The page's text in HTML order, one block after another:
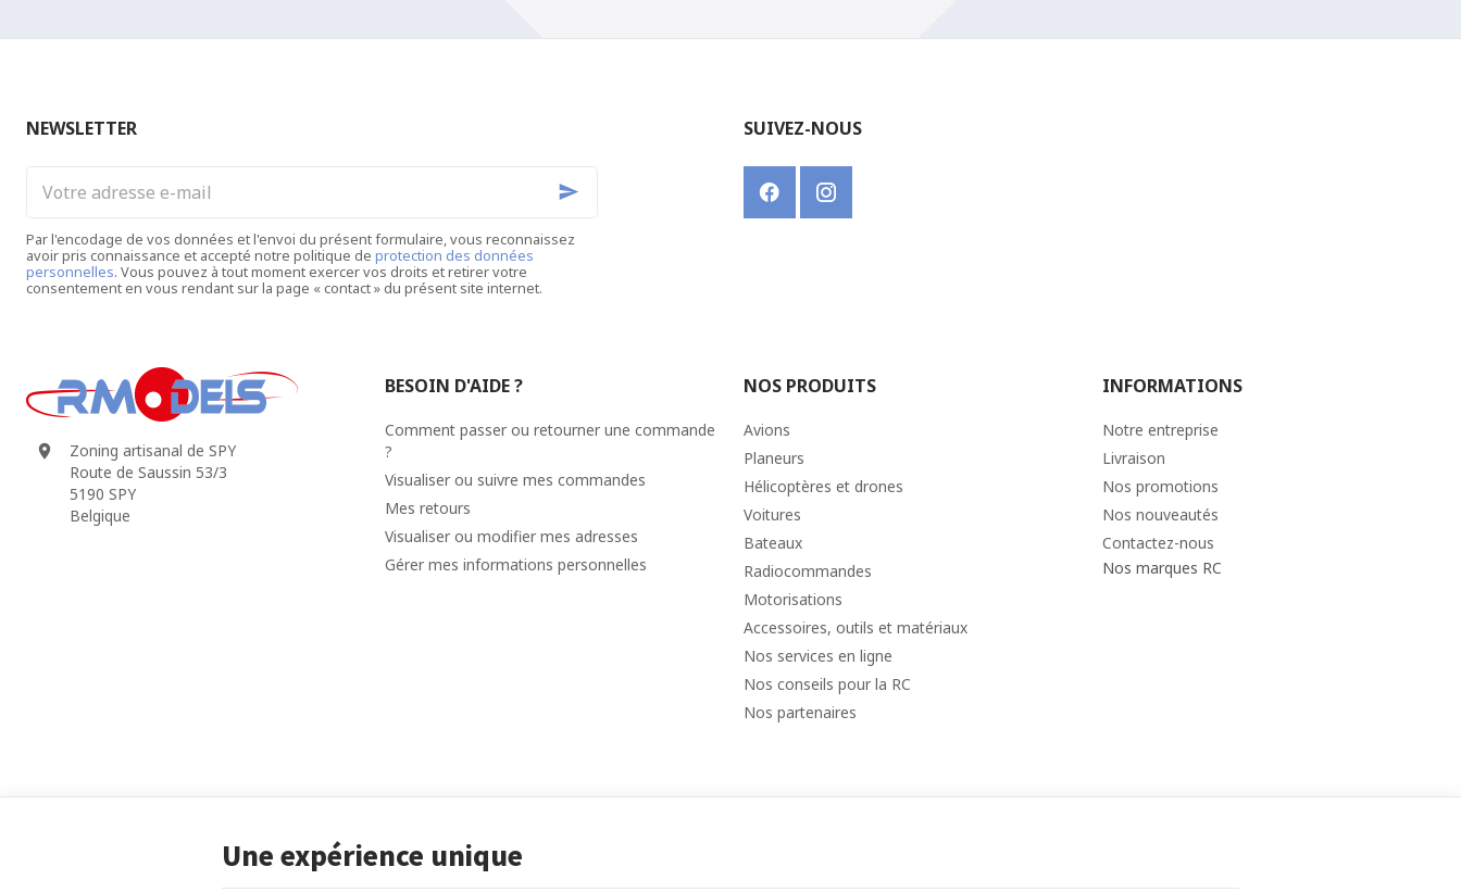
NEWSLETTER
adresse
mail
Par l'encodage de vos données et l'envoi du présent formulaire, vous reconnaissez
avoir pris connaissance et accepté notre politique de protection des données
personnelles. Vous pouvez à tout moment exercer vos droits et retirer votre
consentement en vous rendant sur la page « contact » du présent site internet.
SUIVEZ-NOUS
Zoning artisanal de SPY
Route de Saussin 53/3
5190 SPY
Belgique
BESOIN D'AIDE ?
Comment passer ou retourner une commande
?
Visualiser ou suivre mes commandes
Mes retours
Visualiser ou modifier mes adresses
Gérer mes informations personnelles
NOS PRODUITS
Avions
Planeurs
Hélicoptères et drones
Voitures
Bateaux
Radiocommandes
Motorisations
Accessoires, outils et matériaux
Nos services en ligne
Nos conseils pour la RC
Nos partenaires
INFORMATIONS
Notre entreprise
Livraison
Nos promotions
Nos nouveautés
Contactez-nous
Nos marques RC
Une expérience unique